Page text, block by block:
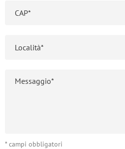
* campi obbligatori